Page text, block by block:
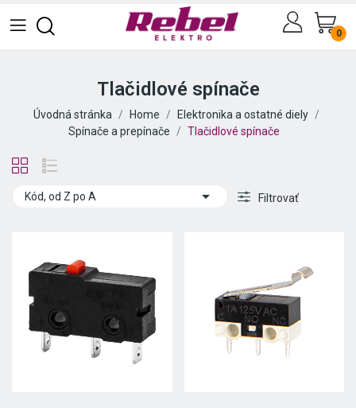
0
Tlačidlové spínače
Úvodná stránka Home
Elektronika a ostatné diely
Spínače a prepínače
Tlačidlové spínače
Kód, od Z po A  Filtrovať